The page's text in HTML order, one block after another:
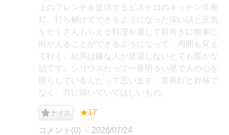
上のフレンチを提供するビストロのキッチン常夜
灯。打ち解けてできるようになった深い話と元気
をたくさんもらえる料理を通じて前向きに物事に
向かえることができるようになって、周囲も変え
て行く。結局は嫌な人が登場しないとても暖かな
話です。シリウスだって一番明るい星で人の心を
照らしているんだって思います。常夜灯と対極で
なく、共に輝いていてほしいもの。
ナイス ★17
コメント(0) 2026/07/24